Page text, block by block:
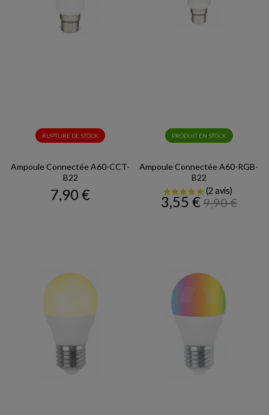
RUPTURE DE STOCK
Ampoule Connectée A60-CCT-
B22
Prix
7,90 €
PRODUIT EN STOCK
Ampoule Connectée A60-RGB-
B22
Prix
3,55 €Prix
de
9,90 €